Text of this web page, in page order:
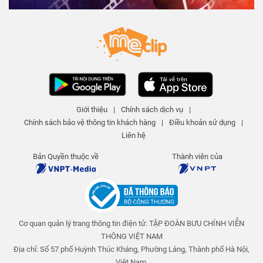
04:24
6 N lượt xem - 5 năm trước
04:51
Nhà máy Thủy điện hoạt động
thế nào? - Hiểu rõ trong 5 phút
KIẾN THỨC THÚ VỊ Official
6 N lượt xem - 5 năm trước
nào? - Hiểu rõ trong 5 phút
KIẾN THỨC THÚ VỊ Official
6 N lượt xem
Tia UV - Tia tử ngoại là gì? Hiểu
KIẾN THỨC THÚ VỊ Official
6 N lượt xem - 5 năm trước
Ngoại tình sẽ bị xử phạt như thế
nào?
Giới thiệu | Chính sách dịch vụ
|
Chính sách bảo vệ thông tin khách hàng
| Điều khoản sử dụng
|
Liên hệ
Bản Quyền thuộc về Thành viên của
Cơ quan quản lý trang thông tin điện tử: TẬP ĐOÀN BƯU CHÍNH VIỄN
THÔNG VIỆT NAM
Địa chỉ: Số 57 phố Huỳnh Thúc Kháng, Phường Láng, Thành phố Hà Nội,